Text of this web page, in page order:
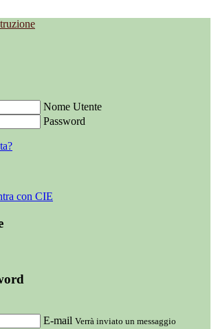
Nome Utente
Password
con CIE
E-mail Verrà inviato un messaggio